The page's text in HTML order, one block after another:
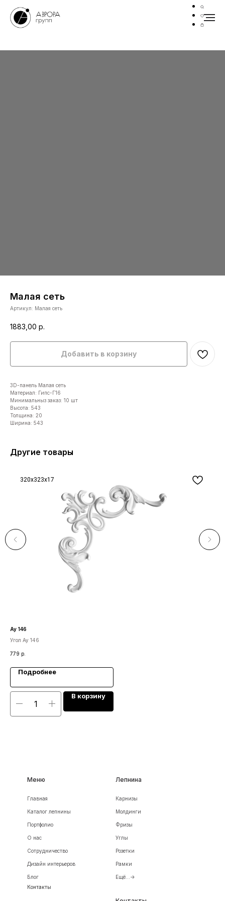
Малая сеть
Артикул: Малая сеть
1883,00 р.
Добавить в корзину
3D-панель Малая сеть
Материал: Гипс-Г16
Минимальныз заказ: 10 шт
Высота: 543
Толщина: 20
Ширина: 543
Другие товары
320x323x17
Ау 146
Угол Ау 146
779 р.
Подробнее
В корзину
Меню
Главная
О нас
Каталог лепнины
Портфолио
Сотрудничество
Дизайн интерьеров
Блог
Контакты
Лепнина
Карнизы
Молдинги
Фризы
Углы
Розетки
Рамки
Ещё...->